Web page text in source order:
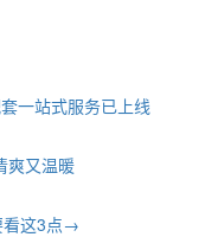
一站式服务已上线
爽又温暖
看这3点→